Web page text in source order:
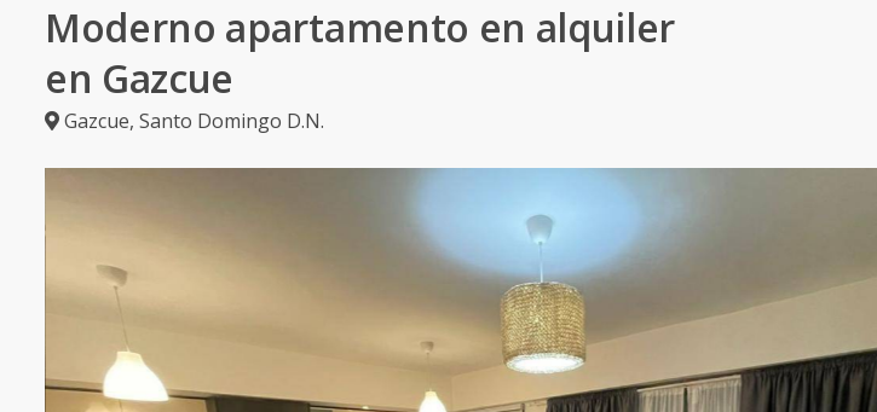
Moderno apartamento en alquiler
en Gazcue
Gazcue, Santo Domingo D.N.